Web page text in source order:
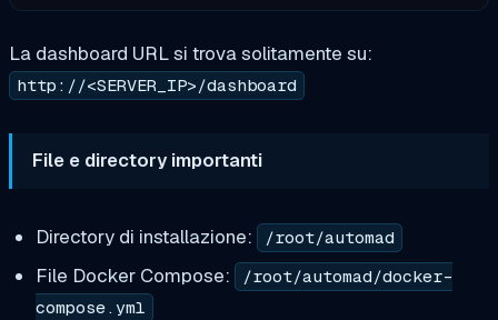
La dashboard URL si trova solitamente su:
http://<SERVER_IP>/dashboard
File e directory importanti
Directory di installazione: /root/automad
File Docker Compose:
/root/automad/docker-
compose.yml